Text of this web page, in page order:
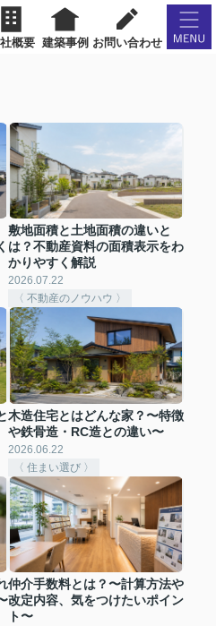
概要 建築事例 お問い合わせ
敷地面積と土地面積の違いと
は？不動産資料の面積表示をわ
かりやすく解説
2026.07.22
〈 不動産のノウハウ 〉
木造住宅とはどんな家？〜特徴
や鉄骨造・RC造との違い〜
2026.06.22
〈 住まい選び 〉
仲介手数料とは？〜計算方法や
改定内容、気をつけたいポイン
ト〜